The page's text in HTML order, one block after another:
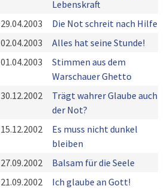
Lebenskraft
29.04.2003 Die Not schreit nach Hilfe
02.04.2003 Alles hat seine Stunde!
01.04.2003
Stimmen aus dem
Warschauer Ghetto
30.12.2002
Trägt wahrer Glaube auch in
der Not?
15.12.2002
Es muss nicht dunkel
bleiben
27.09.2002 Balsam für die Seele
21.09.2002 Ich glaube an Gott!